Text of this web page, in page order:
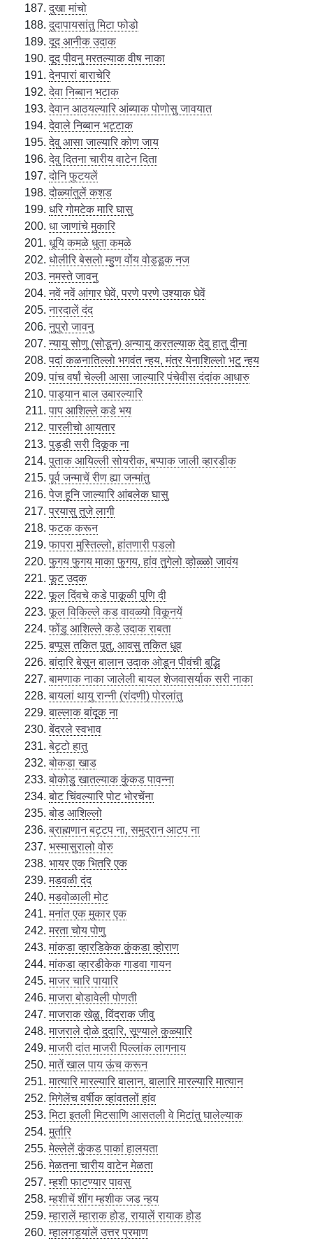
दुखा मांचो
दुदापायसांतु मिटा फोडो
दूद आनीक उदाक
दूद पीवनु मरतल्याक वीष नाका
देनपारां बाराचेरि
देवा निब्बान भटाक
देवान आठयल्यारि आंब्याक पोणोसु जावयात
देवाले निब्बान भट्टाक
देवु आसा जाल्यारि कोण जाय
देवु दितना चारीय वाटेन दिता
दोनि फुटयलें
दोळ्यांतुलें कशड
धरि गोमटेक मारि घासु
धा जाणांचे मुकारि
धूयि कमळे धुता कमळे
धोलीरि बेसलो म्हुण वोंय वोड्डूक नज
नमस्ते जावनु
नवें नवें आंगार घेवें, परणे परणे उश्याक घेवें
नारदालें दंद
नुपुरो जावनु
न्यायु सोणु (सोडून) अन्यायु करतल्याक देवु हातु दीना
पदां कळनातिल्लो भगवंत न्हय, मंत्र येनाशिल्लो भटु न्हय
पांच वर्षां चेल्ली आसा जाल्यारि पंचेवीस दंदांक आधारु
पाड्यान बाल उबारल्यारि
पाप आशिल्ले कडे भय
पारलीचो आयतार
पुड्डी सरी दिकूक ना
पुताक आयिल्ली सोयरीक, बप्पाक जाली व्हारडीक
पूर्व जन्माचें रीण ह्या जन्मांतु
पेज हूनि जाल्यारि आंबलेक घासु
प्रयासु तुजे लागी
फटक करून
फापरा मुस्तिल्लो, हांतणारी पडलो
फुगय फुगय माका फुगय, हांव तुगेलो व्होळ्ळो जावंय
फूट उदक
फूल दिंवचे कडे पाकूळी पुणि दी
फूल विकिल्ले कड वावळ्यो विकूनयें
फोंडु आशिल्ले कडे उदाक राबता
बप्पूस तकित पूतु, आवसु तकित धूव
बांदारि बेसून बालान उदाक ओडून पीवंची बुद्धि
बामणाक नाका जालेली बायल शेजवासर्याक सरी नाका
बायलां थायु रान्नी (रांदणी) पोरलांतु
बाल्लाक बांदूक ना
बेंदरले स्वभाव
बेट्टो हातु
बोकडा खाड
बोकोडु खातल्याक कुंकड पावन्ना
बोट चिंवल्यारि पोट भोरचेंना
बोड आशिल्लो
ब्राह्मणान बट्टप ना, समुद्रान आटप ना
भस्मासुरालो वोरु
भायर एक भितरि एक
मडवळी दंद
मडवोळाली मोट
मनांत एक मुकार एक
मरता चोय पोणु
मांकडा व्हारडिकेक कुंकडा व्होराण
मांकडा व्हारडीकेक गाडवा गायन
माजर चारि पायारि
माजरा बोडावेली पोणती
माजराक खेळु, विंदराक जीवु
माजराले दोळे दुदारि, सूण्याले कुळ्यारि
माजरी दांत माजरी पिल्लांक लागनाय
मातें खाल पाय ऊंच करून
मात्यारि मारल्यारि बालान, बालारि मारल्यारि मात्यान
मिगेलेंच वर्षीक व्हांवतलों हांव
मिटा इतली मिटसाणि आसतली वे मिटांतु घालेल्याक
मुर्तारि
मेल्लेलें कुंकड पाकां हालयता
मेळतना चारीय वाटेन मेळता
म्हशी फाटण्यार पावसु
म्हशीचें शींग म्हशीक जड न्हय
म्हारालें म्हाराक होड, रायालें रायाक होड
म्हालगड्यांलें उत्तर प्रमाण